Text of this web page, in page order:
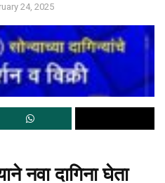
24, 2025
नवा दागिना घेता